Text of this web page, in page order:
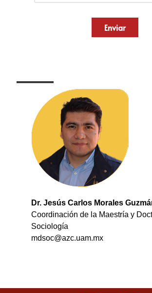
Enviar
Dr. Jesús Carlos Morales
Coordinación de la Maestría y
Sociología
mdsoc@azc.uam.mx